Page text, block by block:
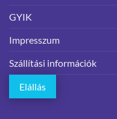
GYIK
Impresszum
Szállítási információk
Elállás